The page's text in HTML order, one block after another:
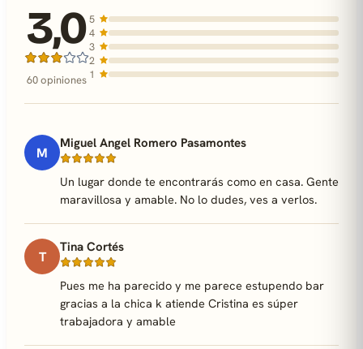
3,0
60 opiniones
5
4
3
2
1
M
Miguel Angel Romero Pasamontes
Un lugar donde te encontrarás como en casa. Gente
maravillosa y amable. No lo dudes, ves a verlos.
T
Tina Cortés
Pues me ha parecido y me parece estupendo bar
gracias a la chica k atiende Cristina es súper
trabajadora y amable